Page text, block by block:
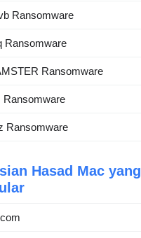
Ransomware
Ransomware
Ransomware
Ransomware
Ransomware
Hasad Mac yang